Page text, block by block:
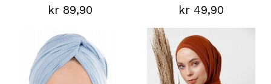
kr 89,90 kr 49,90